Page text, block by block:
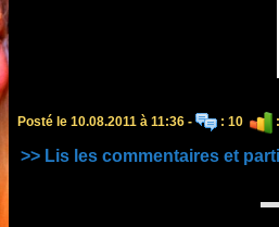
Posté le 10.08.2011 à 11:36 - : 10
>> Lis les commentaires et